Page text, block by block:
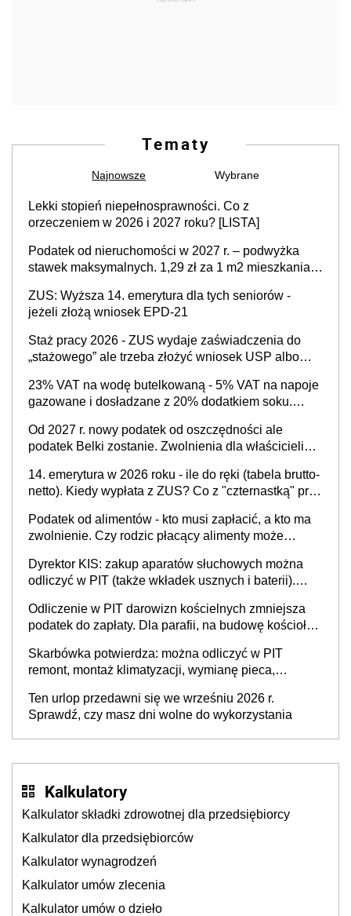
Tematy
Najnowsze Wybrane
Lekki stopień niepełnosprawności. Co z
orzeczeniem w 2026 i 2027 roku? [LISTA]
Podatek od nieruchomości w 2027 r. – podwyżka
stawek maksymalnych. 1,29 zł za 1 m2 mieszkania,
prowadzeniem działalności gospodarczej
ZUS: Wyższa 14. emerytura dla tych seniorów -
jeżeli złożą wniosek EPD-21
Staż pracy 2026 - ZUS wydaje zaświadczenia do
„stażowego” ale trzeba złożyć wniosek USP albo
zaświadczenie z ZUS?
23% VAT na wodę butelkowaną - 5% VAT na napoje
gazowane i dosładzane z 20% dodatkiem soku.
wodę a nie niezdrowe napoje?
Od 2027 r. nowy podatek od oszczędności ale
podatek Belki zostanie. Zwolnienia dla właścicieli
zależności od rodzaju aktywów (lokaty, obligacje, czy
akcje, fundusze inwestycyjne)
14. emerytura w 2026 roku - ile do ręki (tabela brutto-
netto). Kiedy wypłata z ZUS? Co z "czternastką" przy
Podatek od alimentów - kto musi zapłacić, a kto ma
zwolnienie. Czy rodzic płacący alimenty może
Dyrektor KIS: zakup aparatów słuchowych można
odliczyć w PIT (także wkładek usznych i baterii).
niepełnosprawność
Odliczenie w PIT darowizn kościelnych zmniejsza
podatek do zapłaty. Dla parafii, na budowę kościoła,
religijny
Skarbówka potwierdza: można odliczyć w PIT
remont, montaż klimatyzacji, wymianę pieca,
przystosowania mieszkania dla potrzeb
niepełnosprawnego
Ten urlop przedawni się we wrześniu 2026 r.
Sprawdź, czy masz dni wolne do wykorzystania
Kalkulatory
Kalkulator składki zdrowotnej dla przedsiębiorcy
Kalkulator dla przedsiębiorców
Kalkulator wynagrodzeń
Kalkulator umów zlecenia
Kalkulator umów o dzieło